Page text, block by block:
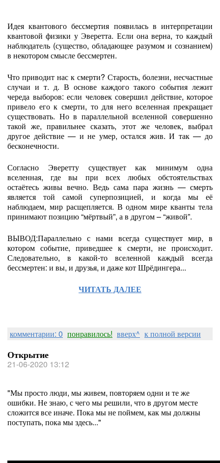
Идея квантового бессмертия появилась в интерпретации
квантовой физики у Эверетта. Если она верна, то каждый
наблюдатель (существо, обладающее разумом и сознанием)
в некотором смысле бессмертен.
Что приводит нас к смерти? Старость, болезни, несчастные
случаи и т. д. В основе каждого такого события лежит
череда выборов: если человек совершил действие, которое
привело его к смерти, то для него вселенная прекращает
существовать. Но в параллельной вселенной совершенно
такой же, правильнее сказать, этот же человек, выбрал
другое действие — и не умер, остался жив. И так — до
бесконечности.
Согласно Эверетту существует как минимум одна
вселенная, где вы при всех любых обстоятельствах
остаётесь живы вечно. Ведь сама пара жизнь — смерть
является той самой суперпозицией, и когда мы её
наблюдаем, мир расщепляется. В одном мире кванты тела
принимают позицию “мёртвый”, а в другом – “живой”.
ВЫВОД:Параллельно с нами всегда существует мир, в
котором событие, приведшее к смерти, не происходит.
Следовательно, в какой-то вселенной каждый всегда
бессмертен: и вы, и друзья, и даже кот Шрёдингера...
ЧИТАТЬ ДАЛЕЕ
комментарии: 0 понравилось! вверх^ к полной версии
Открытие
21-06-2020 13:12
"Мы просто люди, мы живем, повторяем одни и те же
ошибки. Не знаю, с чего мы решили, что в другом месте
сложится все иначе. Пока мы не поймем, как мы должны
поступать, пока мы здесь..."